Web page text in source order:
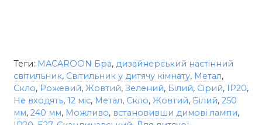
Теги: MACAROON Бра, дизайнерський настінний
світильник, Світильник у дитячу кімнату, Метал,
Скло, Рожевий, Жовтий, Зелений, Білий, Сірий, IP20,
Не входять, 12 міс, Метал, Скло, Жовтий, Білий, 250
мм, 240 мм, Можливо, встановивши димові лампи,